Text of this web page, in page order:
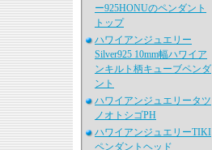
ー925HONUのペンダント
トップ
ハワイアンジュエリー
Silver925 10mm幅ハワイア
ンキルト柄キューブペンダ
ント
ハワイアンジュエリータツ
ノオトシゴPH
ハワイアンジュエリーTIKI
ペンダントヘッド